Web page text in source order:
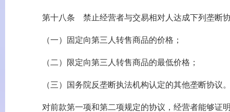
第十八条 禁止经营者与交易相对人达成下列垄断
（一）固定向第三人转售商品的价格；
（二）限定向第三人转售商品的最低价格；
（三）国务院反垄断执法机构认定的其他垄断协议
对前款第一项和第二项规定的协议，经营者能够证